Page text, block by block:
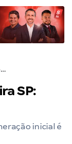
Concurso PGM Ilha Solteira SP: SAIU! Inicial R$ 13,4 mil!
SP:
inicial é